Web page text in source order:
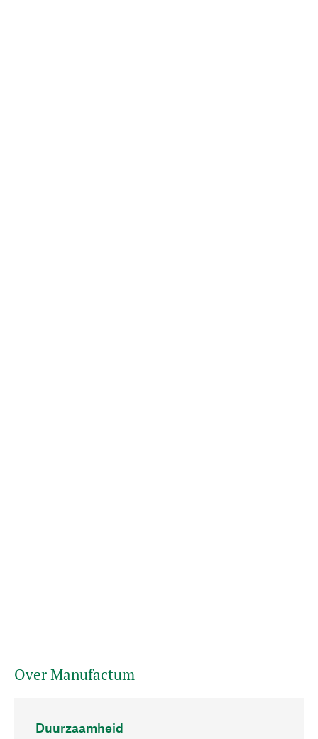
Over Manufactum
Duurzaamheid